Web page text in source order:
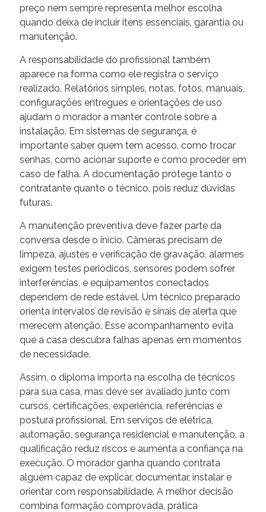
preço nem sempre representa melhor escolha
quando deixa de incluir itens essenciais, garantia ou
manutenção.
A responsabilidade do profissional também
aparece na forma como ele registra o serviço
realizado. Relatórios simples, notas, fotos, manuais,
configurações entregues e orientações de uso
ajudam o morador a manter controle sobre a
instalação. Em sistemas de segurança, é
importante saber quem tem acesso, como trocar
senhas, como acionar suporte e como proceder em
caso de falha. A documentação protege tanto o
contratante quanto o técnico, pois reduz dúvidas
futuras.
A manutenção preventiva deve fazer parte da
conversa desde o início. Câmeras precisam de
limpeza, ajustes e verificação de gravação, alarmes
exigem testes periódicos, sensores podem sofrer
interferências, e equipamentos conectados
dependem de rede estável. Um técnico preparado
orienta intervalos de revisão e sinais de alerta que
merecem atenção. Esse acompanhamento evita
que a casa descubra falhas apenas em momentos
de necessidade.
Assim, o diploma importa na escolha de técnicos
para sua casa, mas deve ser avaliado junto com
cursos, certificações, experiência, referências e
postura profissional. Em serviços de elétrica,
automação, segurança residencial e manutenção, a
qualificação reduz riscos e aumenta a confiança na
execução. O morador ganha quando contrata
alguém capaz de explicar, documentar, instalar e
orientar com responsabilidade. A melhor decisão
combina formação comprovada, prática